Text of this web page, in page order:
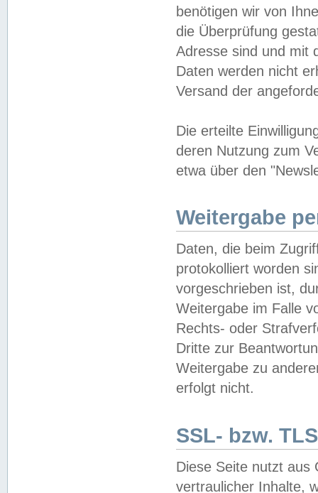
benötigen wir von
die Überprüfung
Adresse sind und mit
Daten werden nicht
Versand der
Die erteilte
deren Nutzung zum
etwa über den
Weitergabe
Daten, die beim
protokolliert worden
vorgeschrieben ist,
Weitergabe im Falle
Rechts- oder
Dritte zur
Weitergabe zu
erfolgt nicht.
SSL- bzw.
Diese Seite nutzt aus
vertraulicher Inhalte,